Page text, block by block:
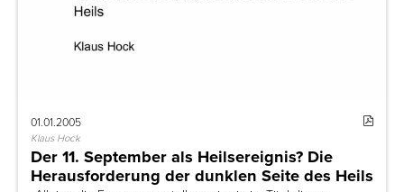
01.01.2005
Klaus Hock
Der 11. September als Heilsereignis? Die
Herausforderung der dunklen Seite des Heils